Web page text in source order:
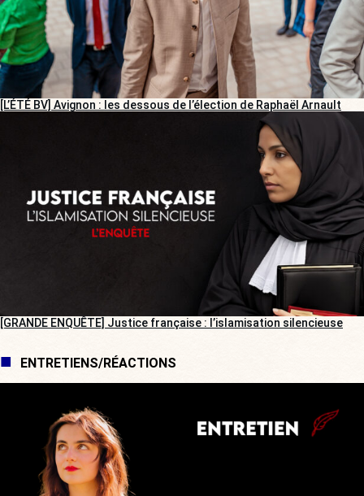
[L’ÉTÉ BV] Avignon : les dessous de l’élection de Raphaël Arnault
[GRANDE ENQUÊTE] Justice française : l’islamisation silencieuse
ENTRETIENS/RÉACTIONS